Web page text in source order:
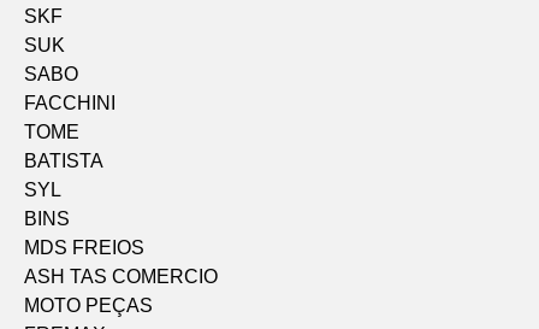
SKF
SUK
SABO
FACCHINI
TOME
BATISTA
SYL
BINS
MDS FREIOS
ASH TAS COMERCIO
MOTO PEÇAS